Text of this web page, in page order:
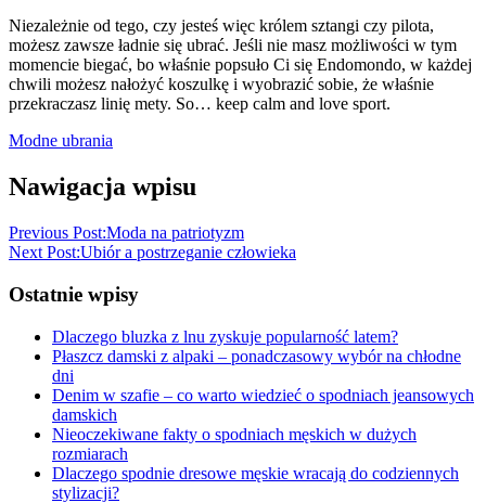
Niezależnie od tego, czy jesteś więc królem sztangi czy pilota,
możesz zawsze ładnie się ubrać. Jeśli nie masz możliwości w tym
momencie biegać, bo właśnie popsuło Ci się Endomondo, w każdej
chwili możesz nałożyć koszulkę i wyobrazić sobie, że właśnie
przekraczasz linię mety. So… keep calm and love sport.
Modne ubrania
Nawigacja wpisu
Previous Post:Moda na patriotyzm
Next Post:Ubiór a postrzeganie człowieka
Ostatnie wpisy
Dlaczego bluzka z lnu zyskuje popularność latem?
Płaszcz damski z alpaki – ponadczasowy wybór na chłodne
dni
Denim w szafie – co warto wiedzieć o spodniach jeansowych
damskich
Nieoczekiwane fakty o spodniach męskich w dużych
rozmiarach
Dlaczego spodnie dresowe męskie wracają do codziennych
stylizacji?